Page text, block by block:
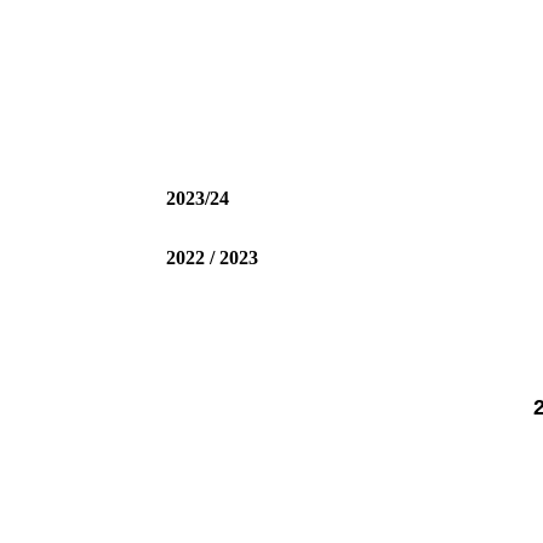
2023/24
2022 / 2023
2019 /